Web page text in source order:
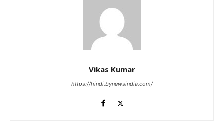
Vikas Kumar
https://hindi.bynewsindia.com/